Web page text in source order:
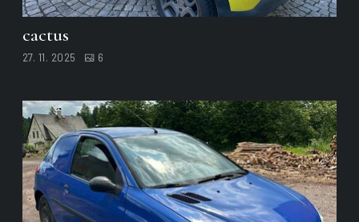
cactus
27. 11. 2025 6